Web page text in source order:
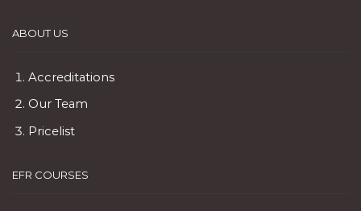
ABOUT US
Accreditations
Our Team
Pricelist
EFR COURSES